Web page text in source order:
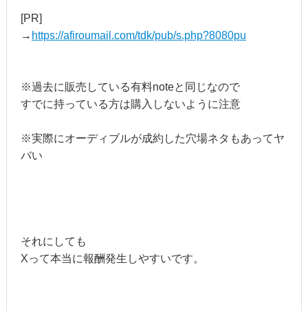
[PR]
→ https://afiroumail.com/tdk/pub/s.php?8080pu
※過去に販売している有料noteと同じなので
すでに持っている方は購入しないように注意
※実際にオーディブルが成約した穴場ネタもあってヤ
バい
それにしても
Xって本当に報酬発生しやすいです。